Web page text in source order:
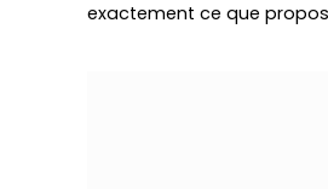
exactement ce que